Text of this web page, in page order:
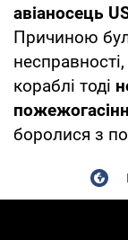
авіаносець
Причиною
кораблі тоді
боролися з